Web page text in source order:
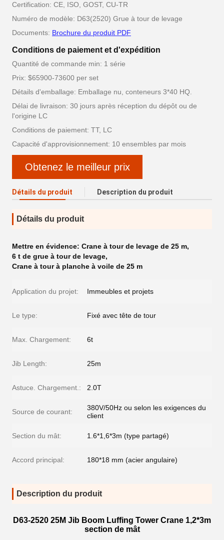
Certification: CE, ISO, GOST, CU-TR
Numéro de modèle: D63(2520) Grue à tour de levage
Documents: Brochure du produit PDF
Conditions de paiement et d'expédition
Quantité de commande min: 1 série
Prix: $65900-73600 per set
Détails d'emballage: Emballage nu, conteneurs 3*40 HQ.
Délai de livraison: 30 jours après réception du dépôt ou de
l'origine LC
Conditions de paiement: TT, LC
Capacité d'approvisionnement: 10 ensembles par mois
Obtenez le meilleur prix
Détails du produit Description du produit
Détails du produit
Mettre en évidence: Crane à tour de levage de 25 m,
6 t de grue à tour de levage,
Crane à tour à planche à voile de 25 m
Application du projet: Immeubles et projets
Le type: Fixé avec tête de tour
Max. Chargement: 6t
Jib Length: 25m
Astuce. Chargement.: 2.0T
Source de courant:
380V/50Hz ou selon les exigences du
client
Section du mât: 1.6*1,6*3m (type partagé)
Accord principal: 180*18 mm (acier angulaire)
Description du produit
D63-2520 25M Jib Boom Luffing Tower Crane 1,2*3m
section de mât